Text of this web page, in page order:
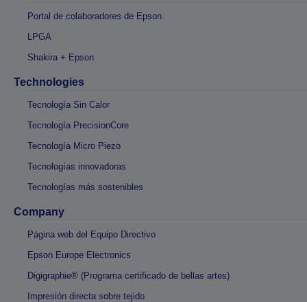
Portal de colaboradores de Epson
LPGA
Shakira + Epson
Technologies
Tecnología Sin Calor
Tecnología PrecisionCore
Tecnología Micro Piezo
Tecnologías innovadoras
Tecnologías más sostenibles
Company
Página web del Equipo Directivo
Epson Europe Electronics
Digigraphie® (Programa certificado de bellas artes)
Impresión directa sobre tejido